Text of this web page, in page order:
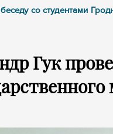
со студентами
Гук